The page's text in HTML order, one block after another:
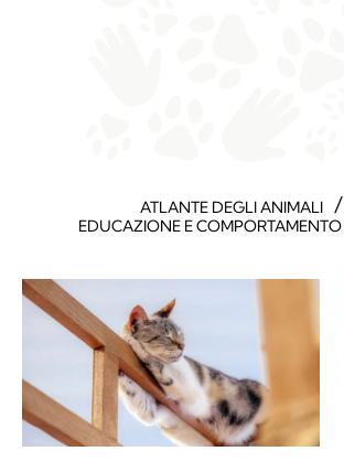
ATLANTE DEGLI ANIMALI /
EDUCAZIONE E COMPORTAMENTO